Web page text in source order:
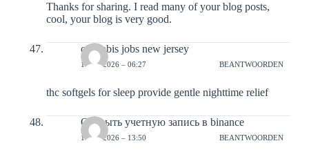
Thanks for sharing. I read many of your blog posts,
cool, your blog is very good.
cannabis jobs new jersey
10-01-2026 – 06:27 BEANTWOORDEN
thc softgels for sleep provide gentle nighttime relief
Открыть учетную запись в binance
11-01-2026 – 13:50 BEANTWOORDEN